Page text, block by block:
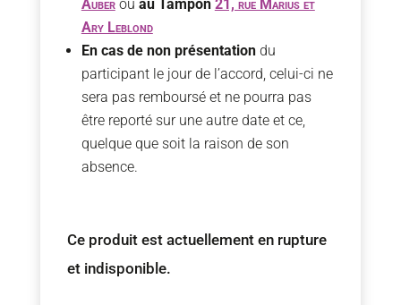
Auberou au Tampon 21, rue Marius et
Ary Leblond
En cas de non présentationdu
participant le jour de l’accord, celui-ci ne
sera pas remboursé et ne pourra pas
être reporté sur une autre date et ce,
quelque que soit la raison de son
absence.
Ce produit est actuellement en rupture
et indisponible.